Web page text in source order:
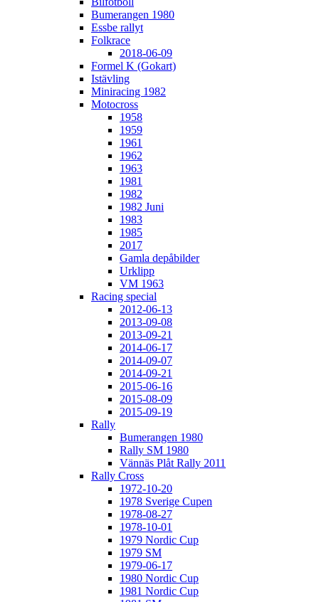
Bumerangen 1980
Essbe rallyt
Folkrace
2018-06-09
Formel K (Gokart)
Istävling
Miniracing 1982
Motocross
1958
1959
1961
1962
1963
1981
1982
1982 Juni
1983
1985
2017
Gamla depåbilder
Urklipp
VM 1963
Racing special
2012-06-13
2013-09-08
2013-09-21
2014-06-17
2014-09-07
2014-09-21
2015-06-16
2015-08-09
2015-09-19
Rally
Bumerangen 1980
Rally SM 1980
Vännäs Plåt Rally 2011
Rally Cross
1972-10-20
1978 Sverige Cupen
1978-08-27
1978-10-01
1979 Nordic Cup
1979 SM
1979-06-17
1980 Nordic Cup
1981 Nordic Cup